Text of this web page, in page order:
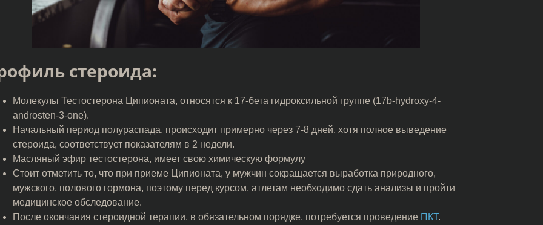
стероида:
Молекулы Тестостерона Ципионата, относятся к 17-бета гидроксильной группе (17b-hydroxy-4-
androsten-3-one).
Начальный период полураспада, происходит примерно через 7-8 дней, хотя полное выведение
стероида, соответствует показателям в 2 недели.
Масляный эфир тестостерона, имеет свою химическую формулу
Стоит отметить то, что при приеме Ципионата, у мужчин сокращается выработка природного,
мужского, полового гормона, поэтому перед курсом, атлетам необходимо сдать анализы и пройти
медицинское обследование.
После окончания стероидной терапии, в обязательном порядке, потребуется проведение ПКТ.